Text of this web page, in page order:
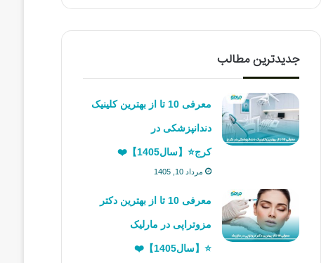
جدیدترین مطالب
معرفی 10 تا از بهترین کلینیک
دندانپزشکی در
کرج⭐【سال1405】❤️
مرداد 10, 1405
معرفی 10 تا از بهترین دکتر
مزوتراپی در مارلیک
⭐【سال1405】❤️